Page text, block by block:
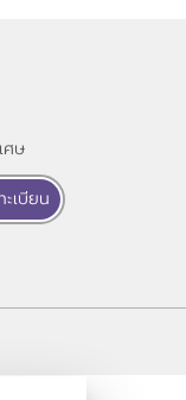
ศษ
เบียน